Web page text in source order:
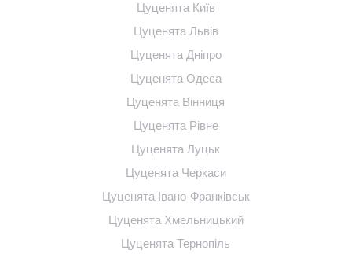
Цуценята Київ
Цуценята Львів
Цуценята Дніпро
Цуценята Одеса
Цуценята Вінниця
Цуценята Рівне
Цуценята Луцьк
Цуценята Черкаси
Цуценята Івано-Франківськ
Цуценята Хмельницький
Цуценята Тернопіль